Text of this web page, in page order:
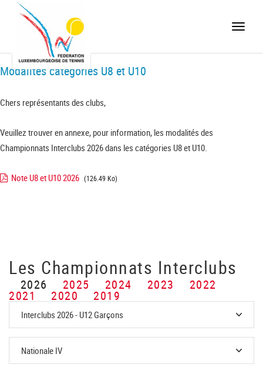
Toggle
Modalités catégories U8 et U10
Chers représentants des clubs,
Veuillez trouver en annexe, pour information, les modalités des
Championnats Interclubs 2026 dans les catégories U8 et U10.
Note U8 et U10 2026 (126.49 Ko)
Les Championnats Interclubs
2026 2025 2024 2023 2022
2021 2020 2019